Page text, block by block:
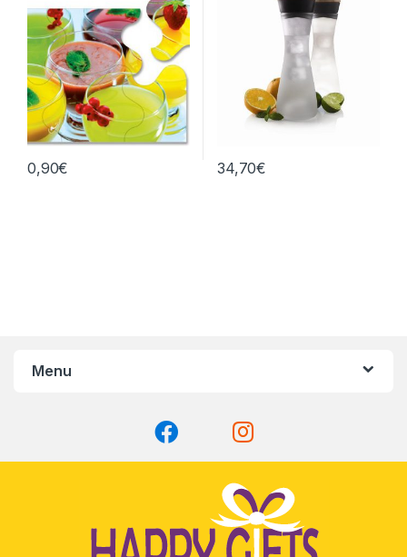
0,90€ 34,70€
Menu